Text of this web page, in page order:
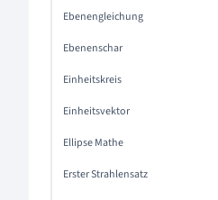
Ebenengleichung
Ebenenschar
Einheitskreis
Einheitsvektor
Ellipse Mathe
Erster Strahlensatz